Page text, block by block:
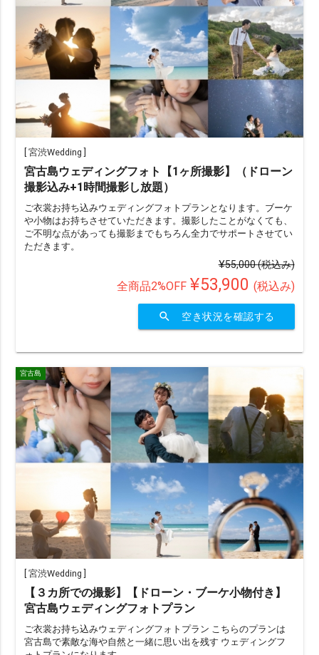
[宮渋Wedding]
宮古島ウェディングフォト【1ヶ所撮影】（ドローン
撮影込み+1時間撮影し放題）
ご衣裳お持ち込みウェディングフォトプランとなります。ブーケ
や小物はお持ちさせていただきます。撮影したことがなくても、
ご不明な点があっても撮影までもちろん全力でサポートさせてい
ただきます。
¥55,000(税込み)
全商品2%OFF ¥53,900 (税込み)
search 空き状況を確認する
宮古島
[宮渋Wedding]
【３カ所での撮影】【ドローン・ブーケ小物付き】
宮古島ウェディングフォトプラン
ご衣裳お持ち込みウェディングフォトプラン こちらのプランは
宮古島で素敵な海や自然と一緒に思い出を残す ウェディングフ
ヘアメイクで選ぶ
ヘアメイクあり（オプション含む） ヘアメイクなし
データ納品数で選ぶ
49カット以下
201カット以上
撮影地数で選ぶ
撮影地1か所
衣装2着目
その他（限定や割引）で選ぶ
ainowa限定
chevron_right
(403 plans)